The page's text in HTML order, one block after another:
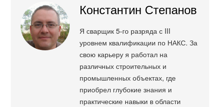
Константин Степанов
Я сварщик 5-го разряда с III
уровнем квалификации по НАКС. За
свою карьеру я работал на
различных строительных и
промышленных объектах, где
приобрел глубокие знания и
практические навыки в области